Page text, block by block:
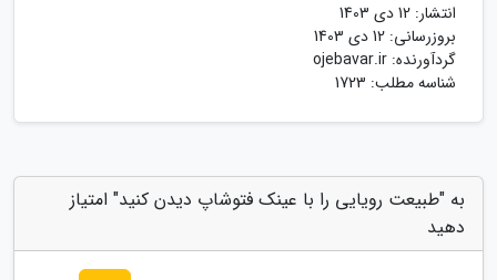
انتشار: 12 دی 1403
بروزرسانی: 12 دی 1403
گردآورنده: ojebavar.ir
شناسه مطلب: 1723
به "طبیعت رویایی را با عینک فتوشاپ دیدن کنید" امتیاز
دهید